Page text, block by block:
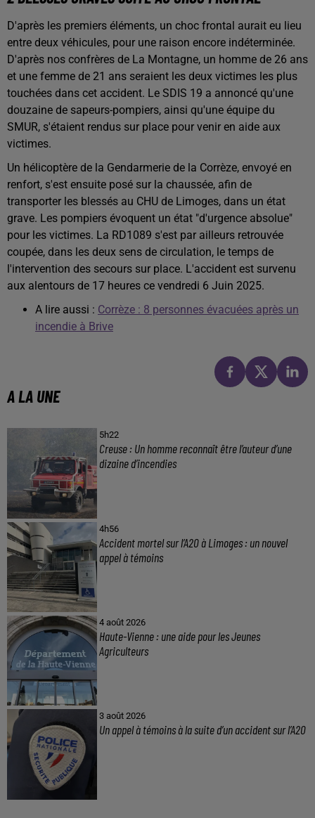
D'après les premiers éléments, un choc frontal aurait eu lieu
entre deux véhicules, pour une raison encore indéterminée.
D'après nos confrères de La Montagne, un homme de 26 ans
et une femme de 21 ans seraient les deux victimes les plus
touchées dans cet accident. Le SDIS 19 a annoncé qu'une
douzaine de sapeurs-pompiers, ainsi qu'une équipe du
SMUR, s'étaient rendus sur place pour venir en aide aux
victimes.
Un hélicoptère de la Gendarmerie de la Corrèze, envoyé en
renfort, s'est ensuite posé sur la chaussée, afin de
transporter les blessés au CHU de Limoges, dans un état
grave. Les pompiers évoquent un état "d'urgence absolue"
pour les victimes. La RD1089 s'est par ailleurs retrouvée
coupée, dans les deux sens de circulation, le temps de
l'intervention des secours sur place. L'accident est survenu
aux alentours de 17 heures ce vendredi 6 Juin 2025.
A lire aussi : Corrèze : 8 personnes évacuées après un
incendie à Brive
A LA UNE
5h22
Creuse : Un homme reconnaît être l’auteur d’une
dizaine d’incendies
4h56
Accident mortel sur l’A20 à Limoges : un nouvel
appel à témoins
4 août 2026
Haute-Vienne : une aide pour les Jeunes
Agriculteurs
3 août 2026
Un appel à témoins à la suite d’un accident sur l’A20